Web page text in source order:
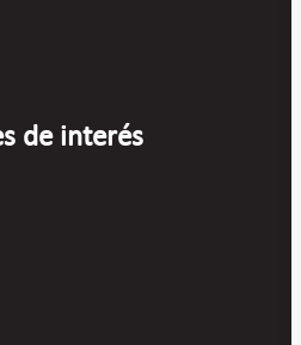
de interés